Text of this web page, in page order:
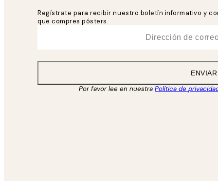
Regístrate para recibir nuestro boletín informativo y
que compres pósters.
ENVIAR
Por favor lee en nuestraPolítica de